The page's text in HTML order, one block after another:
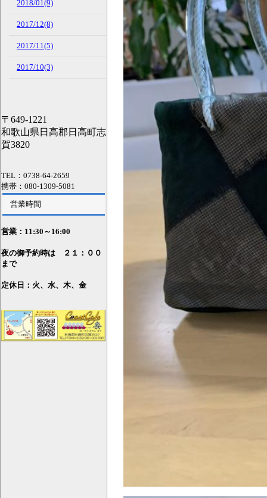
2018/01(9)
2017/12(8)
2017/11(5)
2017/10(3)
〒649-1221
和歌山県日高郡日高町志
賀3820
TEL：0738-64-2659
携帯：080-1309-5081
営業時間
営業：11:30～16:00
夜の御予約時は ２１：００
まで
定休日：火、水、木、金